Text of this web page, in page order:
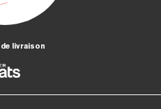
livraison